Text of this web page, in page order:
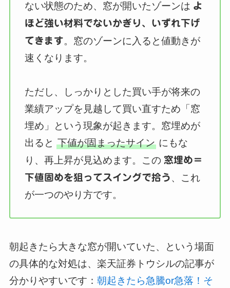
ない状態のため、窓が開いたゾーンは よ
ほど強い材料でないかぎり、いずれ下げ
てきます。窓のゾーンに入ると値動きが
速くなります。
ただし、しっかりとした買い手が将来の
業績アップを見越して買い直すため「窓
埋め」という現象が起きます。窓埋めが
出ると下値が固まったサイン にもな
り、再上昇が見込めます。この 窓埋め＝
下値固めを狙ってスイングで拾う 、これ
が一つのやり方です。
朝起きたら大きな窓が開いていた、という場面
の具体的な対処は、楽天証券トウシルの記事が
分かりやすいです： 朝起きたら急騰or急落！そ